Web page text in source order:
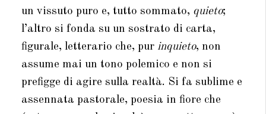
un vissuto puro e, tutto sommato, quieto;
l’altro si fonda su un sostrato di carta,
figurale, letterario che, pur inquieto, non
assume mai un tono polemico e non si
prefigge di agire sulla realtà. Si fa sublime e
assennata pastorale, poesia in fiore che